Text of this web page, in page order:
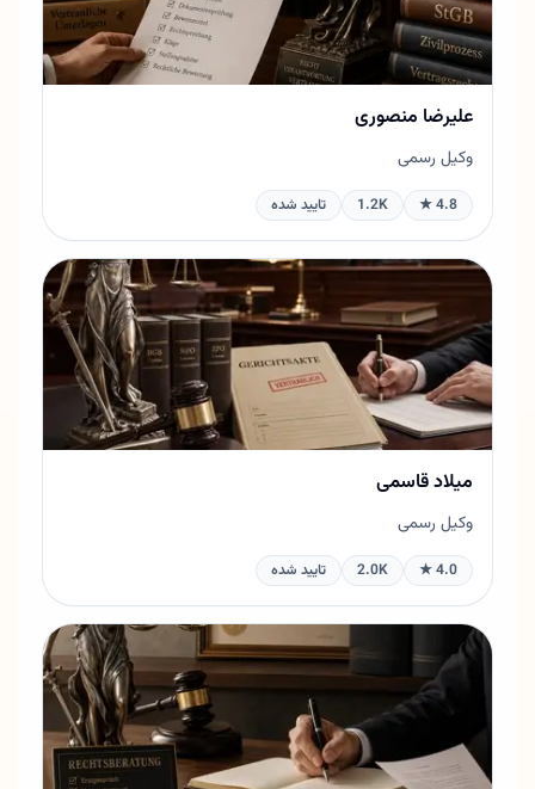
علیرضا منصوری
وکیل رسمی
4.8 ★
1.2K تایید شده
میلاد قاسمی
وکیل رسمی
4.0 ★
2.0K تایید شده